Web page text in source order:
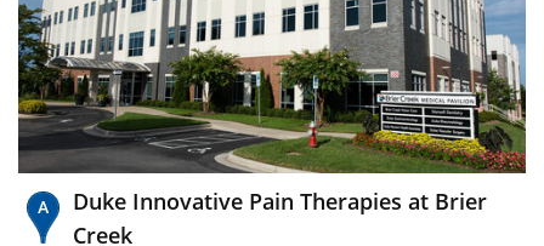
Duke Innovative Pain Therapies at Brier
Creek